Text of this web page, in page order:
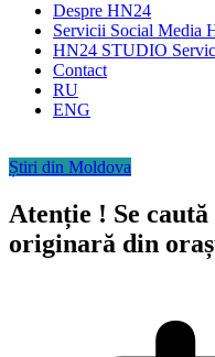
Despre HN24
Servicii Social Media
HN24 STUDIO
Contact
RU
ENG
Știri din Moldova
Atenție ! Se
originară din